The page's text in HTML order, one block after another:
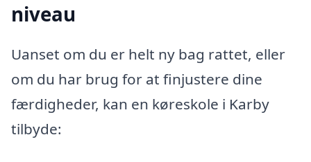
niveau
Uanset om du er helt ny bag rattet, eller
om du har brug for at finjustere dine
færdigheder, kan en køreskole i Karby
tilbyde: